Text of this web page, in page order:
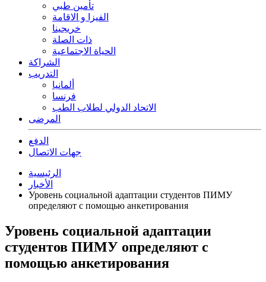
تأمين طبي
الفيزا و الاقامة
خريجينا
ذات الصلة
الحياة الاجتماعية
الشراكة
التدريب
ألمانيا
فرنسا
الاتحاد الدولي لطلاب الطب
المرضى
الدفع
جهات الاتصال
الرئيسية
الأخبار
Уровень социальной адаптации студентов ПИМУ
определяют с помощью анкетирования
Уровень социальной адаптации
студентов ПИМУ определяют с
помощью анкетирования